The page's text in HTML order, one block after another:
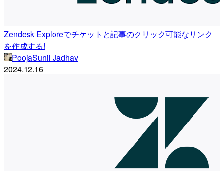
Zendesk Exploreでチケットと記事のクリック可能なリンク
を作成する!
PoojaSunil Jadhav
2024.12.16